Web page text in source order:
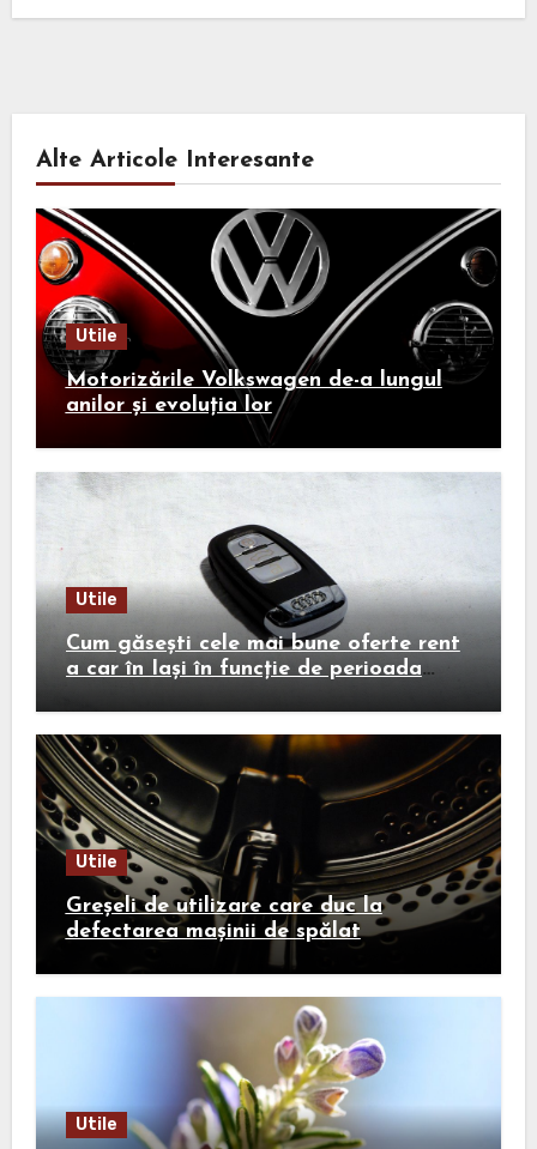
Alte Articole Interesante
Utile
Motorizările Volkswagen de-a lungul
anilor și evoluția lor
Utile
Cum găsești cele mai bune oferte rent
a car în Iași în funcție de perioada
Utile
Greșeli de utilizare care duc la
defectarea mașinii de spălat
Utile